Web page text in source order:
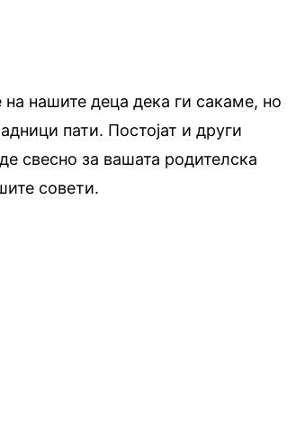
нашите деца дека ги сакаме, но
пати. Постојат и други
свесно за вашата родителска
совети.